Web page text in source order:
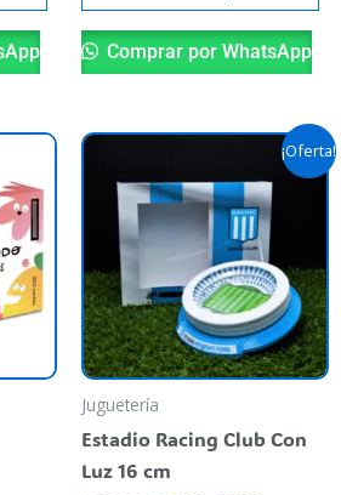
producto
Comprar por WhatsApp
¡Oferta!
Juguetería
Estadio Racing Club Con
Luz 16 cm
El
original
era:
$ 59.900,00.
El
precio
actual
es:
$